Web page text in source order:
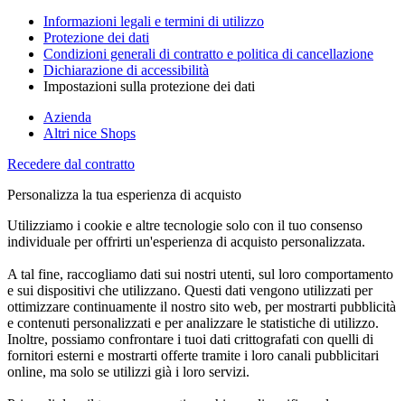
Informazioni legali e termini di utilizzo
Protezione dei dati
Condizioni generali di contratto e politica di cancellazione
Dichiarazione di accessibilità
Impostazioni sulla protezione dei dati
Azienda
Altri nice Shops
Recedere dal contratto
Personalizza la tua esperienza di acquisto
Utilizziamo i cookie e altre tecnologie solo con il tuo consenso
individuale per offrirti un'esperienza di acquisto personalizzata.
A tal fine, raccogliamo dati sui nostri utenti, sul loro comportamento
e sui dispositivi che utilizzano. Questi dati vengono utilizzati per
ottimizzare continuamente il nostro sito web, per mostrarti pubblicità
e contenuti personalizzati e per analizzare le statistiche di utilizzo.
Inoltre, possiamo confrontare i tuoi dati crittografati con quelli di
fornitori esterni e mostrarti offerte tramite i loro canali pubblicitari
online, ma solo se utilizzi già i loro servizi.